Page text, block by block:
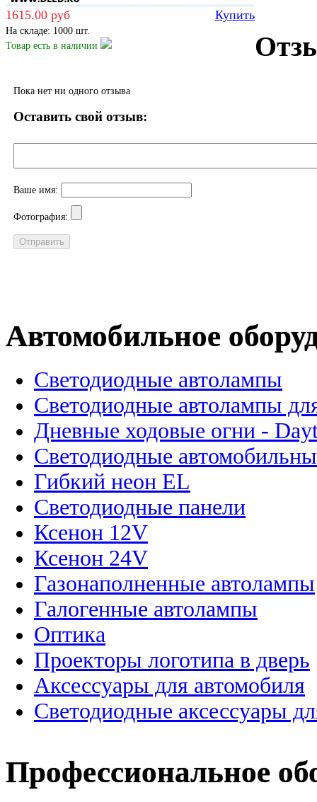
1615.00 руб Купить
На складе: 1000 шт.
Товар есть в наличии
Пока нет ни одного отзыва
Оставить свой отзыв:
Ваше имя:
Фотография:
Автомобильное
Светодиодные автолампы
Светодиодные автолампы
Дневные ходовые огни -
Светодиодные
Гибкий неон EL
Светодиодные панели
Ксенон 12V
Ксенон 24V
Газонаполненные автолампы
Галогенные автолампы
Оптика
Проекторы логотипа в дверь
Аксессуары для автомобиля
Светодиодные аксессуары
Профессиональное